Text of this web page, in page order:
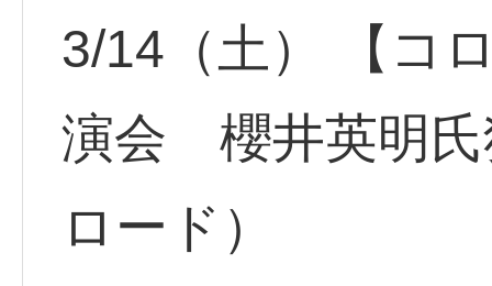
3/14（土） 【コ
演会 櫻井英明氏
ロード）